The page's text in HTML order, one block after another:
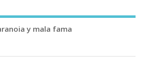
y mala fama